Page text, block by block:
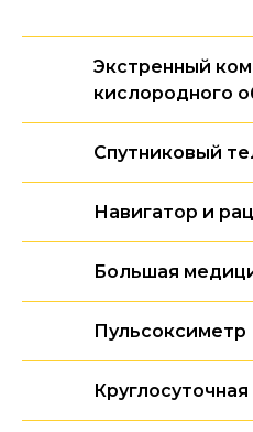
Экстренный
кислородного
Спутниковый
Навигатор и
Большая
Пульсоксиметр